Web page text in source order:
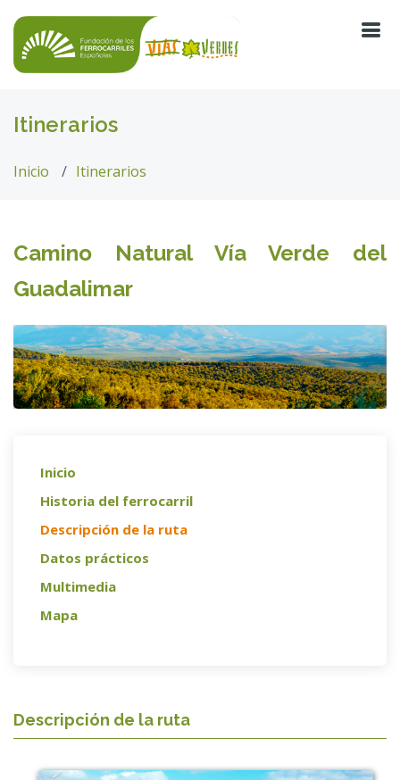
Itinerarios
Inicio Itinerarios
Camino Natural Vía Verde del
Guadalimar
Inicio
Historia del ferrocarril
Descripción de la ruta
Datos prácticos
Multimedia
Mapa
Descripción de la ruta